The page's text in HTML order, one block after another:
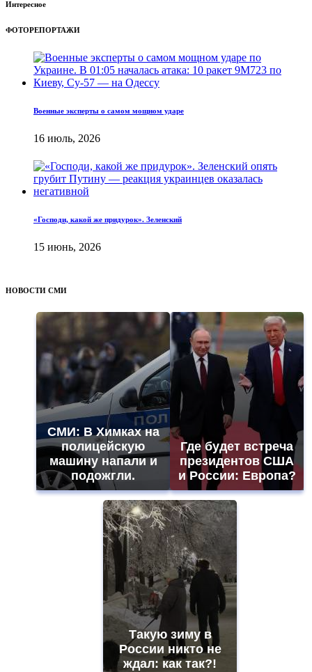
Интересное
ФОТОРЕПОРТАЖИ
Военные эксперты о самом мощном ударе
16 июль, 2026
«Господи, какой же придурок». Зеленский
15 июнь, 2026
НОВОСТИ СМИ
СМИ: В Химках на
полицейскую
машину напали и
подожгли.
Где будет встреча
президентов США
и России: Европа?
Такую зиму в
России никто не
ждал: как так?!